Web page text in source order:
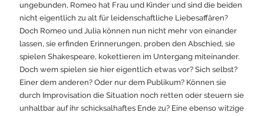
ungebunden, Romeo hat Frau und Kinder und sind die beiden
nicht eigentlich zu alt für leidenschaftliche Liebesaffären?
Doch Romeo und Julia können nun nicht mehr von einander
lassen, sie erfinden Erinnerungen, proben den Abschied, sie
spielen Shakespeare, kokettieren im Untergang miteinander.
Doch wem spielen sie hier eigentlich etwas vor? Sich selbst?
Einer dem anderen? Oder nur dem Publikum? Können sie
durch Improvisation die Situation noch retten oder steuern sie
unhaltbar auf ihr schicksalhaftes Ende zu? Eine ebenso witzige